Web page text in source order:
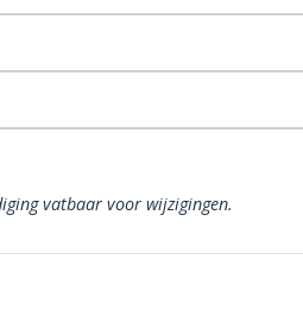
vatbaar voor wijzigingen.